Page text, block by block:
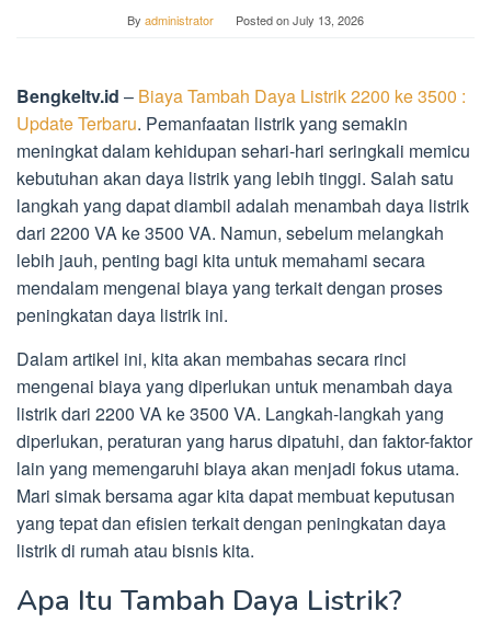
By administrator Posted onJuly 13, 2026
Bengkeltv.id – Biaya Tambah Daya Listrik 2200 ke 3500 :
Update Terbaru. Pemanfaatan listrik yang semakin
meningkat dalam kehidupan sehari-hari seringkali memicu
kebutuhan akan daya listrik yang lebih tinggi. Salah satu
langkah yang dapat diambil adalah menambah daya listrik
dari 2200 VA ke 3500 VA. Namun, sebelum melangkah
lebih jauh, penting bagi kita untuk memahami secara
mendalam mengenai biaya yang terkait dengan proses
peningkatan daya listrik ini.
Dalam artikel ini, kita akan membahas secara rinci
mengenai biaya yang diperlukan untuk menambah daya
listrik dari 2200 VA ke 3500 VA. Langkah-langkah yang
diperlukan, peraturan yang harus dipatuhi, dan faktor-faktor
lain yang memengaruhi biaya akan menjadi fokus utama.
Mari simak bersama agar kita dapat membuat keputusan
yang tepat dan efisien terkait dengan peningkatan daya
listrik di rumah atau bisnis kita.
Apa Itu Tambah Daya Listrik?